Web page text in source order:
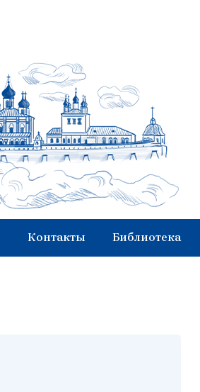
Контакты Библиотека